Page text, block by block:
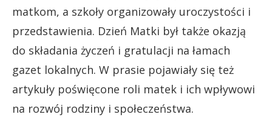
matkom, a szkoły organizowały uroczystości i
przedstawienia. Dzień Matki był także okazją
do składania życzeń i gratulacji na łamach
gazet lokalnych. W prasie pojawiały się też
artykuły poświęcone roli matek i ich wpływowi
na rozwój rodziny i społeczeństwa.